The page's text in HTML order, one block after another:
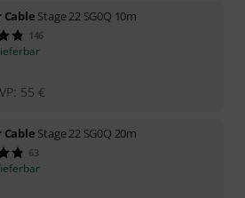
Stage 22 SG0Q 10m
146
55 €
Stage 22 SG0Q 20m
63